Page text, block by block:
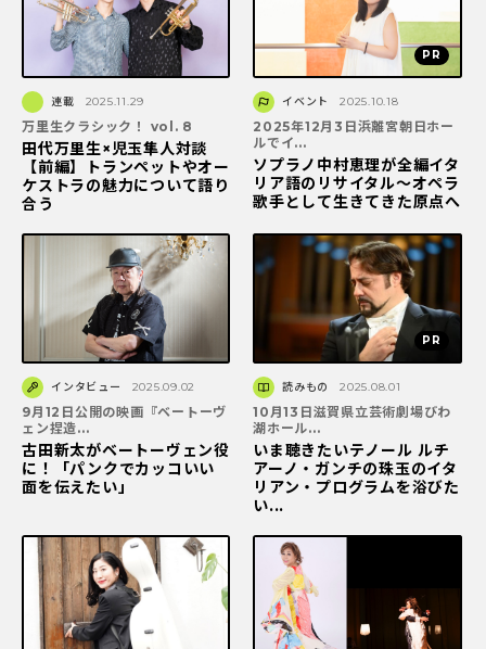
連載 2025.11.29
万里生クラシック！ vol. 8
田代万里生×児玉隼人対談
【前編】トランペットやオー
ケストラの魅力について語り
合う
イベント 2025.10.18
2025年12月3日浜離宮朝日ホー
ルでイ...
ソプラノ中村恵理が全編イタ
リア語のリサイタル～オペラ
歌手として生きてきた原点へ
インタビュー 2025.09.02
9月12日公開の映画『ベートーヴ
ェン捏造...
古田新太がベートーヴェン役
に！「パンクでカッコいい
面を伝えたい」
読みもの 2025.08.01
10月13日滋賀県立芸術劇場びわ
湖ホール...
いま聴きたいテノール ルチ
アーノ・ガンチの珠玉のイタ
リアン・プログラムを浴びた
い...